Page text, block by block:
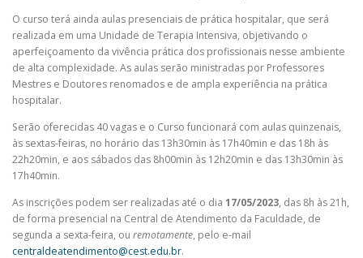
O curso terá ainda aulas presenciais de prática hospitalar, que será
realizada em uma Unidade de Terapia Intensiva, objetivando o
aperfeiçoamento da vivência prática dos profissionais nesse ambiente
de alta complexidade. As aulas serão ministradas por Professores
Mestres e Doutores renomados e de ampla experiência na prática
hospitalar.
Serão oferecidas 40 vagas e o Curso funcionará com aulas quinzenais,
às sextas-feiras, no horário das 13h30min às 17h40min e das 18h às
22h20min, e aos sábados das 8h00min às 12h20min e das 13h30min às
17h40min.
As inscrições podem ser realizadas até o dia 17/05/2023, das 8h às 21h,
de forma presencial na Central de Atendimento da Faculdade, de
segunda a sexta-feira, ou remotamente, pelo e-mail
centraldeatendimento@cest.edu.br.